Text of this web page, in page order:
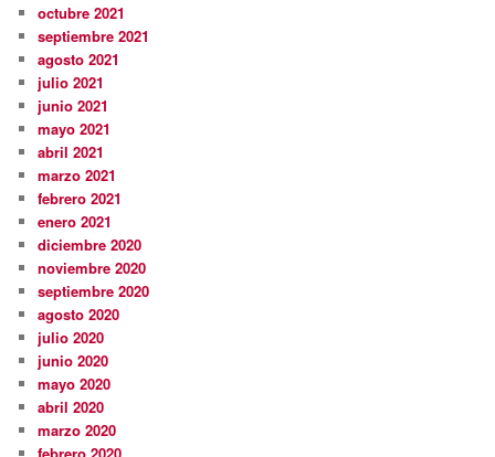
octubre 2021
septiembre 2021
agosto 2021
julio 2021
junio 2021
mayo 2021
abril 2021
marzo 2021
febrero 2021
enero 2021
diciembre 2020
noviembre 2020
septiembre 2020
agosto 2020
julio 2020
junio 2020
mayo 2020
abril 2020
marzo 2020
febrero 2020